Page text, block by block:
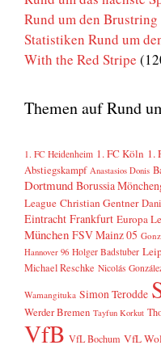
Rund um den Brustring
Statistiken Rund um
With the Red Stripe
Themen auf Rund
1. FC Heidenheim 1. FC Köln 1.
Abstiegskampf Anastasios Donis
Dortmund Borussia
League Christian Gentner
Eintracht Frankfurt Europa
München FSV Mainz 05
Hannover 96 Holger Badstuber
Michael Reschke Nicolás
Wamangituka Simon Terodde
Werder Bremen Tayfun Korkut
VfB VfL Bochum VfL